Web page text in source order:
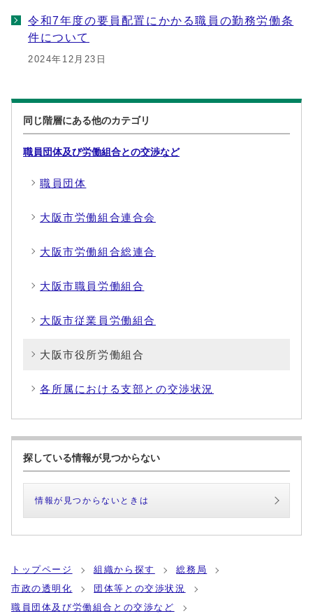
令和7年度の要員配置にかかる職員の勤務労働条
件について
2024年12月23日
同じ階層にある他のカテゴリ
職員団体及び労働組合との交渉など
職員団体
大阪市労働組合連合会
大阪市労働組合総連合
大阪市職員労働組合
大阪市従業員労働組合
大阪市役所労働組合
各所属における支部との交渉状況
探している情報が見つからない
情報が見つからないときは
トップページ 組織から探す
総務局
市政の透明化
団体等との交渉状況
職員団体及び労働組合との交渉など